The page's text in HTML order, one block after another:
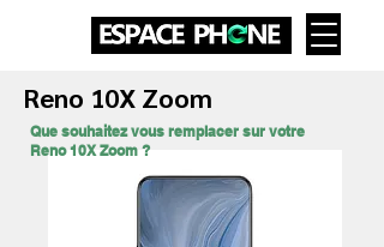
Reno 10X Zoom
Reno 10X Zoom ?
Que souhaitez vous remplacer sur votre